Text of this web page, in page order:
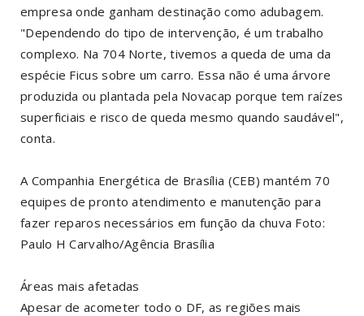
empresa onde ganham destinação como adubagem.
"Dependendo do tipo de intervenção, é um trabalho
complexo. Na 704 Norte, tivemos a queda de uma da
espécie Ficus sobre um carro. Essa não é uma árvore
produzida ou plantada pela Novacap porque tem raízes
superficiais e risco de queda mesmo quando saudável",
conta.
A Companhia Energética de Brasília (CEB) mantém 70
equipes de pronto atendimento e manutenção para
fazer reparos necessários em função da chuva Foto:
Paulo H Carvalho/Agência Brasília
Áreas mais afetadas
Apesar de acometer todo o DF, as regiões mais